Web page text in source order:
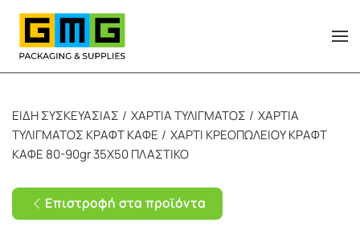
Skip to main content
ΕΙΔΗ ΣΥΣΚΕΥΑΣΙΑΣ ΧΑΡΤΙΑ ΤΥΛΙΓΜΑΤΟΣ
ΧΑΡΤΙΑ
ΤΥΛΙΓΜΑΤΟΣ ΚΡΑΦΤ ΚΑΦΕ
ΧΑΡΤΙ ΚΡΕΟΠΩΛΕΙΟΥ ΚΡΑΦΤ
ΚΑΦΕ 80-90gr 35Χ50 ΠΛΑΣΤΙΚΟ
Επιστροφή στα προϊόντα